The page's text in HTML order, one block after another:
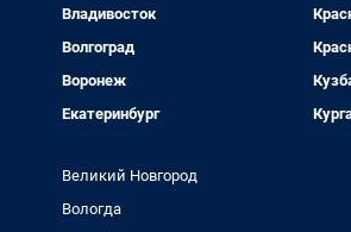
Владивосток
Волгоград
Воронеж
Екатеринбург
Великий Новгород
Вологда